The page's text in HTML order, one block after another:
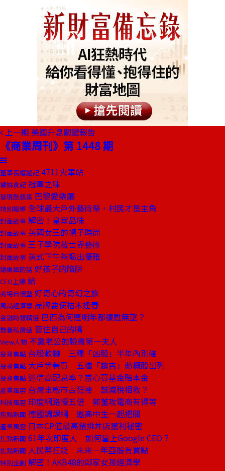
上一期 美國升息關鍵報告
《商業周刊》第 1448 期
董事長嬉遊記 4711火車站
饕姊食記 冠軍之味
發現酷建築 巴黎愛樂廳
特別報導 全球最大戶外藝術祭，村民才是主角
封面故事 解密！皇室品味
封面故事 英國女王的帽子時尚
封面故事 王子學院藏世界藝術
封面故事 英式下午茶喝出優雅
總編輯的話 好孩子的陷阱
CEO上線 給
商場自慢塾 好奇心的奇幻之旅
風尚經濟學 品牌要使枯木逢春
金融時報精選 巴西為何連明年都復甦無望？
教養私房話 管住自己的嘴
View人物 不靠老公的臉書第一夫人
投資焦點 台股軟腳 三種「凶股」半年內別碰
投資焦點 大戶等著買 五檔「趨吉」蘋概股出列
投資焦點 迷信高配息率？當心買基金賠本金
產業風雲 台灣車廠市占狂掉 該減稅相救？
科技風雲 印度網路慢五倍 郭董攻電商有得等
焦點新聞 德國調課綱 邀高中生一起把關
產業風雲 日本CP值最高豬排丼店獲利秘密
焦點新聞 61年次印度人 如何當上Google CEO？
焦點新聞 人民幣狂貶 未來一年亞股有買點
特別企劃 解密！AKB48的鄰家女孩經濟學